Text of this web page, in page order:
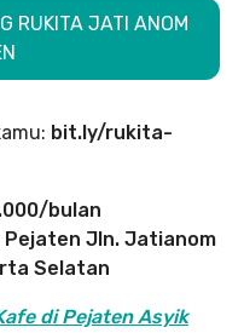
RUKITA JATI ANOM
bit.ly/rukita-
bulan
Jln. Jatianom
Selatan
di Pejaten Asyik